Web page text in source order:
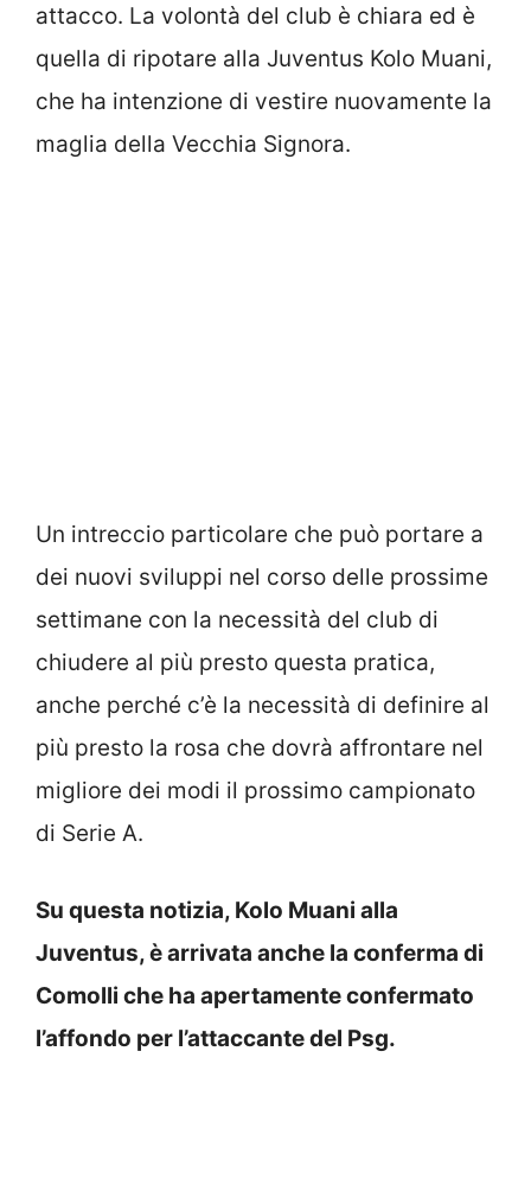
attacco. La volontà del club è chiara ed è
quella di ripotare alla Juventus Kolo Muani,
che ha intenzione di vestire nuovamente la
maglia della Vecchia Signora.
Un intreccio particolare che può portare a
dei nuovi sviluppi nel corso delle prossime
settimane con la necessità del club di
chiudere al più presto questa pratica,
anche perché c’è la necessità di definire al
più presto la rosa che dovrà affrontare nel
migliore dei modi il prossimo campionato
di Serie A.
Su questa notizia, Kolo Muani alla
Juventus, è arrivata anche la conferma di
Comolli che ha apertamente confermato
l’affondo per l’attaccante del Psg.